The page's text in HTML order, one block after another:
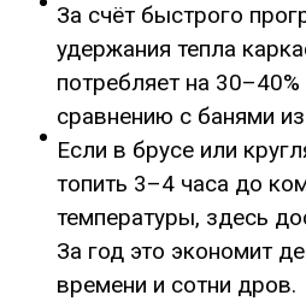
За счёт быстрого
удержания тепла
потребляет на
сравнению с банями
Если в брусе или
топить 3–4 часа до
температуры, здесь
За год это экономит
времени и сотни дров.